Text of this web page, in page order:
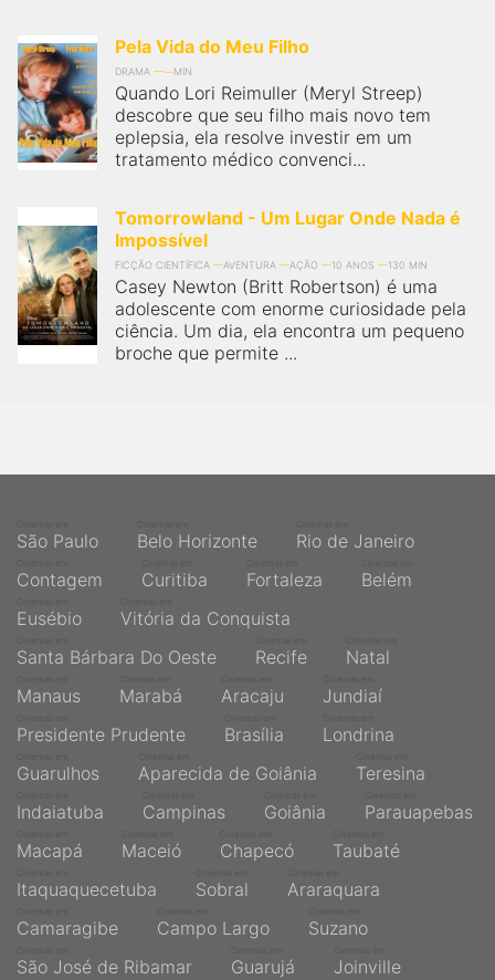
Pela Vida do Meu Filho
DRAMA MIN
Quando Lori Reimuller (Meryl Streep)
descobre que seu filho mais novo tem
eplepsia, ela resolve investir em um
tratamento médico convenci...
Tomorrowland - Um Lugar Onde Nada é
Impossível
FICÇÃO CIENTÍFICA AVENTURA AÇÃO 10 ANOS 130 MIN
Casey Newton (Britt Robertson) é uma
adolescente com enorme curiosidade pela
ciência. Um dia, ela encontra um pequeno
broche que permite ...
São Paulo Belo Horizonte Rio de Janeiro
Contagem Curitiba Fortaleza Belém
Eusébio Vitória da Conquista
Santa Bárbara Do Oeste Recife Natal
Manaus Marabá Aracaju Jundiaí
Presidente Prudente Brasília Londrina
Guarulhos Aparecida de Goiânia Teresina
Indaiatuba Campinas Goiânia Parauapebas
Macapá Maceió Chapecó Taubaté
Itaquaquecetuba Sobral Araraquara
Camaragibe Campo Largo Suzano
São José de Ribamar Guarujá Joinville